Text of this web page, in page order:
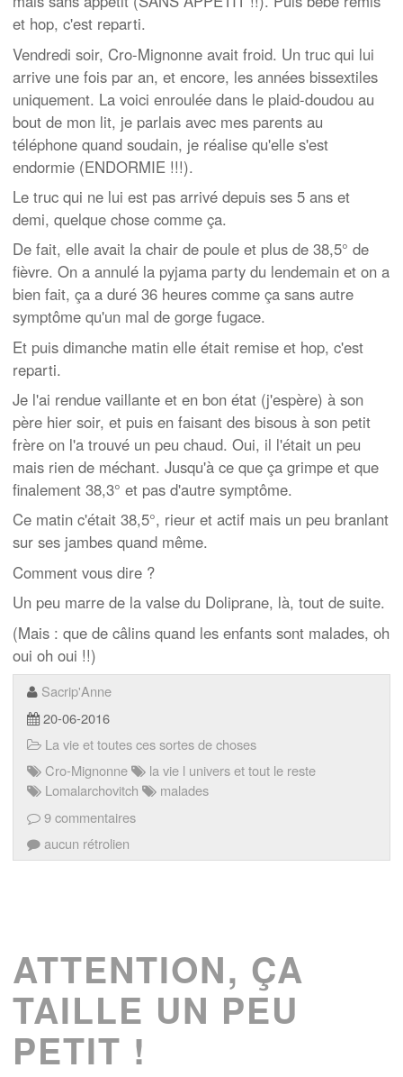
et hop, c'est reparti.
Vendredi soir, Cro-Mignonne avait froid. Un truc qui lui
arrive une fois par an, et encore, les années bissextiles
uniquement. La voici enroulée dans le plaid-doudou au
bout de mon lit, je parlais avec mes parents au
téléphone quand soudain, je réalise qu'elle s'est
endormie (ENDORMIE !!!).
Le truc qui ne lui est pas arrivé depuis ses 5 ans et
demi, quelque chose comme ça.
De fait, elle avait la chair de poule et plus de 38,5° de
fièvre. On a annulé la pyjama party du lendemain et on a
bien fait, ça a duré 36 heures comme ça sans autre
symptôme qu'un mal de gorge fugace.
Et puis dimanche matin elle était remise et hop, c'est
reparti.
Je l'ai rendue vaillante et en bon état (j'espère) à son
père hier soir, et puis en faisant des bisous à son petit
frère on l'a trouvé un peu chaud. Oui, il l'était un peu
mais rien de méchant. Jusqu'à ce que ça grimpe et que
finalement 38,3° et pas d'autre symptôme.
Ce matin c'était 38,5°, rieur et actif mais un peu branlant
sur ses jambes quand même.
Comment vous dire ?
Un peu marre de la valse du Doliprane, là, tout de suite.
(Mais : que de câlins quand les enfants sont malades, oh
oui oh oui !!)
Sacrip'Anne
20-06-2016
La vie et toutes ces sortes de choses
Cro-Mignonne
la vie l univers et tout le reste
Lomalarchovitch
malades
9 commentaires
aucun rétrolien
ATTENTION, ÇA
TAILLE UN PEU
PETIT !